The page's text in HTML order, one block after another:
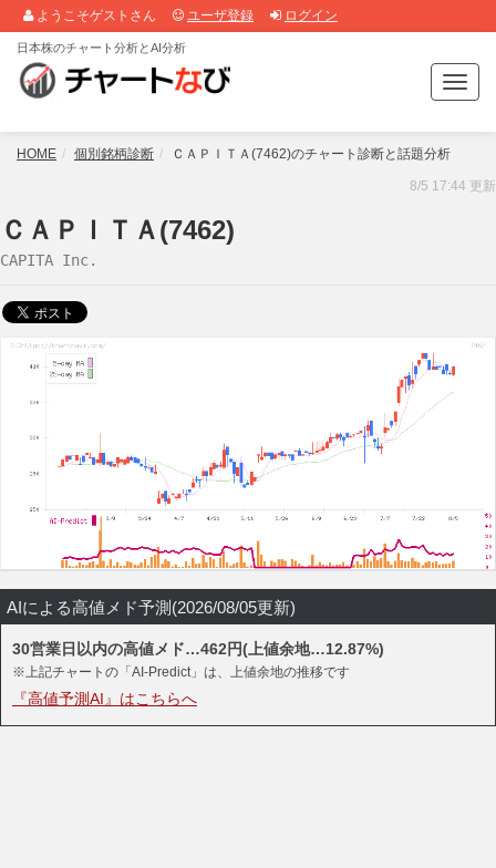
ようこそゲストさん ユーザ登録 ログイン
T
o
g
e
i
日本株のチャート分析とAI分析
HOME 個別銘柄診断 ＣＡＰＩＴＡ(7462)のチャート診断と話題分析
8/5 17:44 更新
ＣＡＰＩＴＡ(7462)
CAPITA Inc.
AIによる高値メド予測(2026/08/05更新)
30営業日以内の高値メド…462円(上値余地…12.87%)
※上記チャートの「AI-Predict」は、上値余地の推移です
『高値予測AI』はこちらへ